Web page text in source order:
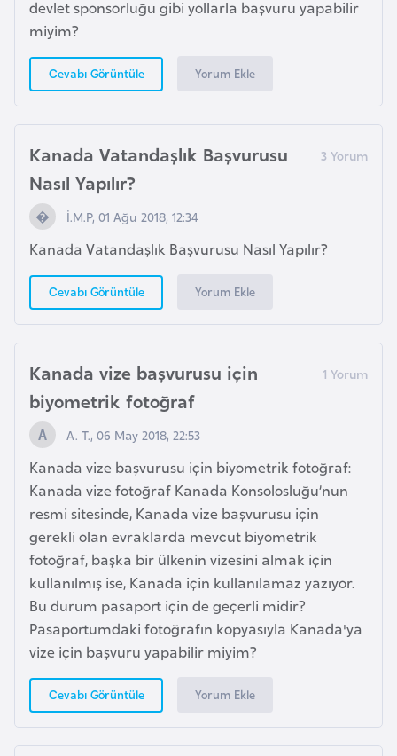
devlet sponsorluğu gibi yollarla başvuru yapabilir
miyim?
Cevabı Görüntüle Yorum Ekle
Kanada Vatandaşlık Başvurusu
Nasıl Yapılır?
İ.M.P, 01 Ağu 2018, 12:34
Kanada Vatandaşlık Başvurusu Nasıl Yapılır?
Cevabı Görüntüle Yorum Ekle
Kanada vize başvurusu için
biyometrik fotoğraf
A. T., 06 May 2018, 22:53
Kanada vize başvurusu için biyometrik fotoğraf:
Kanada vize fotoğraf Kanada Konsolosluğu’nun
resmi sitesinde, Kanada vize başvurusu için
gerekli olan evraklarda mevcut biyometrik
fotoğraf, başka bir ülkenin vizesini almak için
kullanılmış ise, Kanada için kullanılamaz yazıyor.
Bu durum pasaport için de geçerli midir?
Pasaportumdaki fotoğrafın kopyasıyla Kanada'ya
vize için başvuru yapabilir miyim?
Cevabı Görüntüle Yorum Ekle
a
h
i
F
i
n
l
a
i
F
r
n
s
a
G
a
b
o
G
a